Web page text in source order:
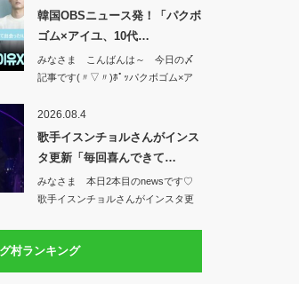
韓国OBSニュース発！「パクボ
ゴム×アイユ、10代…
みなさま こんばんは～ 今日の〆
記事です(〃▽〃)ﾎﾟｯパクボゴム×ア
2026.08.4
歌手イスンチョルさんがインス
タ更新「毎回喜んできて…
みなさま 本日2本目のnewsです♡
歌手イスンチョルさんがインスタ更
村ランキング